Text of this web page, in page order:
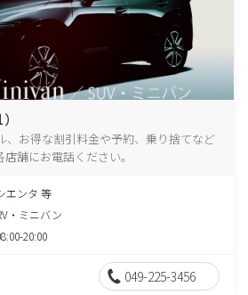
、お得な割引料金や予約、乗り捨てなど
舗にお電話ください。
エンタ 等
・ミニバン
20:00
049-225-3456